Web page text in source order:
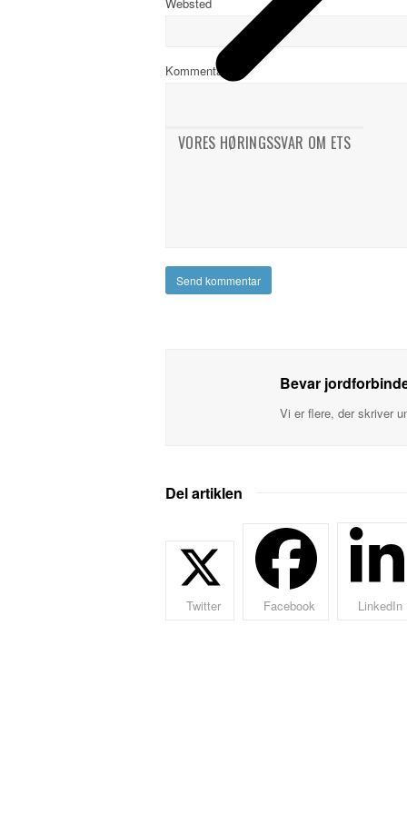
VORES HØRINGSSVAR OM ETS
Kommentar
Bevar
Vi er flere, der skriver
Del artiklen
Twitter Facebook LinkedIn